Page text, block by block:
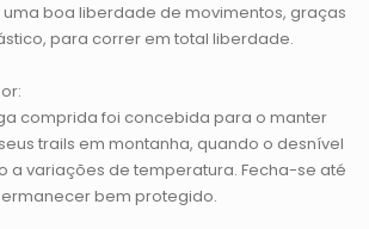
boa liberdade de movimentos, graças
para correr em total liberdade.
comprida foi concebida para o manter
trails em montanha, quando o desnível
a variações de temperatura. Fecha-se até
bem protegido.